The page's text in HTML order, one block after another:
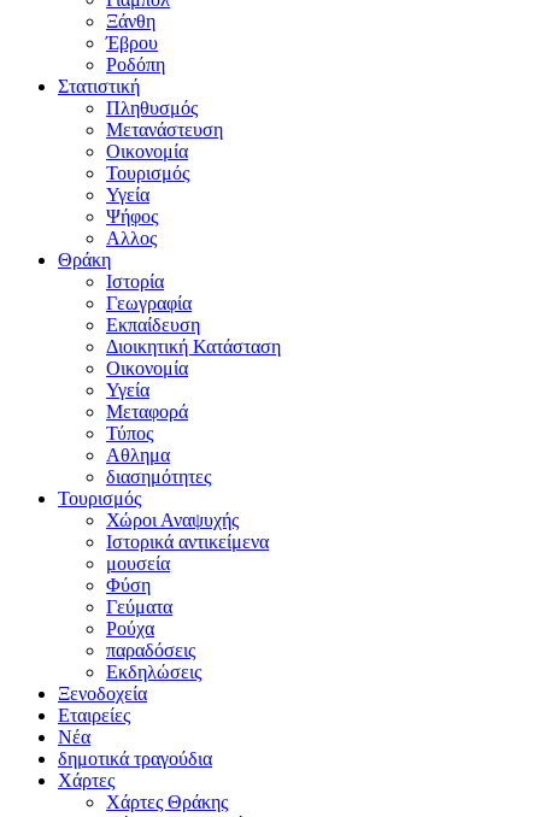
Ξάνθη
Έβρου
Ροδόπη
Στατιστική
Πληθυσμός
Μετανάστευση
Οικονομία
Τουρισμός
Υγεία
Ψήφος
Αλλος
Θράκη
Ιστορία
Γεωγραφία
Εκπαίδευση
Διοικητική Κατάσταση
Οικονομία
Υγεία
Μεταφορά
Τύπος
Αθλημα
διασημότητες
Τουρισμός
Χώροι Αναψυχής
Ιστορικά αντικείμενα
μουσεία
Φύση
Γεύματα
Ρούχα
παραδόσεις
Εκδηλώσεις
Ξενοδοχεία
Εταιρείες
Νέα
δημοτικά τραγούδια
Χάρτες
Χάρτες Θράκης